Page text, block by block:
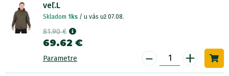
veľ.L
Skladom 1ks / u vás už 07.08.
81.90 €
69.62 €
Parametre - +